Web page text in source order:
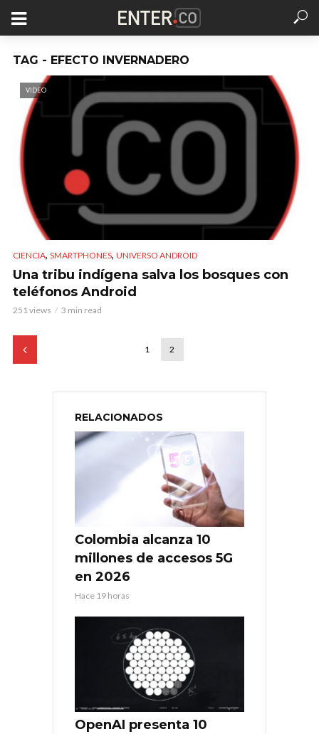
TAG - EFECTO INVERNADERO
VIDEO
CIENCIA, SMARTPHONES, UNIVERSO ANDROID
Una tribu indígena salva los bosques con
teléfonos Android
251 views 3 min read
1 2
RELACIONADOS
Colombia alcanza 10
millones de accesos 5G
en 2026
Hace 19 horas
OpenAI presenta 10